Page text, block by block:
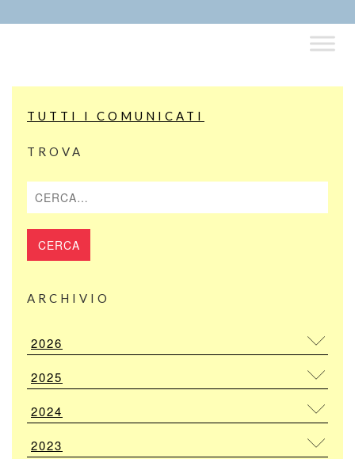
TUTTI I COMUNICATI
TROVA
ARCHIVIO
2026
2025
2024
2023